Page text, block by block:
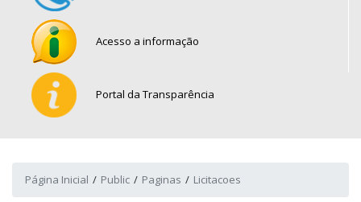
Acesso a informação
Portal da Transparência
Página Inicial Public Paginas Licitacoes